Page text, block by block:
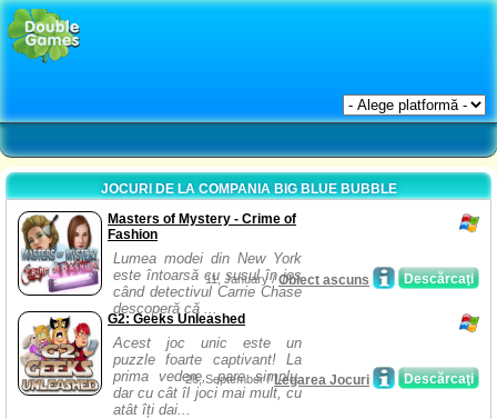
JOCURI DE LA COMPANIA BIG BLUE BUBBLE
Masters of Mystery - Crime of
Fashion
Lumea modei din New York
este întoarsă cu susul în jos
când detectivul Carrie Chase
descoperă că ...
Descărcaţi
11, January /Obiect ascuns
G2: Geeks Unleashed
Acest joc unic este un
puzzle foarte captivant! La
prima vedere, pare simplu,
dar cu cât îl joci mai mult, cu
atât îți dai...
Descărcaţi
26, September /Legarea Jocuri